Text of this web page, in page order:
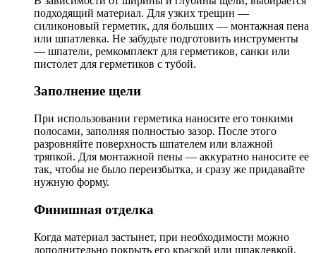
подходящий материал. Для узких трещин —
силиконовый герметик, для больших — монтажная пена
или шпатлевка. Не забудьте подготовить инструменты
— шпатели, ремкомплект для герметиков, санки или
пистолет для герметиков с тубой.
Заполнение щели
При использовании герметика наносите его тонкими
полосами, заполняя полностью зазор. После этого
разровняйте поверхность шпателем или влажной
тряпкой. Для монтажной пены — аккуратно наносите ее
так, чтобы не было переизбытка, и сразу же придавайте
нужную форму.
Финишная отделка
Когда материал застынет, при необходимости можно
дополнительно покрыть его краской или шпаклевкой.